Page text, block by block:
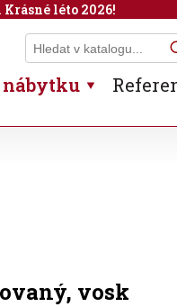
vosk
léto 2026!